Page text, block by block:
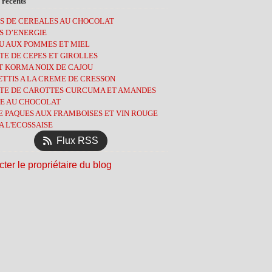
(1)
(3)
(2)
(5)
(7)
(3)
(6)
(13)
(5)
(10)
(8)
(9)
(8)
(3)
(9)
(4)
(14)
(11)
(12)
DE CEREALES AU CHOCOLAT
D’ENERGIE
AUX POMMES ET MIEL
DE CEPES ET GIROLLES
KORMA NOIX DE CAJOU
A LA CREME DE CRESSON
DE CAROTTES CURCUMA ET AMANDES
AU CHOCOLAT
PAQUES AUX FRAMBOISES ET VIN ROUGE
L'ECOSSAISE
Flux RSS
le propriétaire du blog